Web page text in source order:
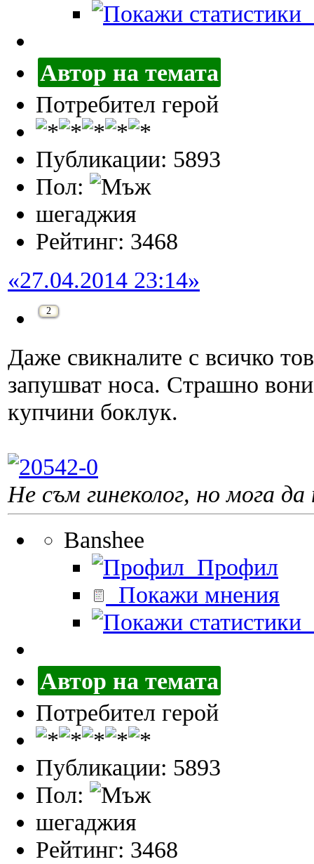
Автор на темата
Потребител герой
Публикации: 5893
Пол:
шегаджия
Рейтинг: 3468
«27.04.2014 23:14»
2
Даже свикналите с всичко
запушват носа. Страшно
купчини боклук.
Не съм гинеколог, но мога да
Banshee
Профил
Покажи мнения
Автор на темата
Потребител герой
Публикации: 5893
Пол:
шегаджия
Рейтинг: 3468